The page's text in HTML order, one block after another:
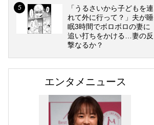
「うるさいから子どもを連
れて外に行って？」夫が睡
眠3時間でボロボロの妻に
追い打ちをかける…妻の反
撃なるか？
エンタメニュース